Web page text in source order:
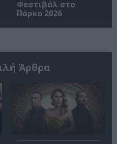
Φεστιβάλ στο
Πάρκο 2026
Άρθρα